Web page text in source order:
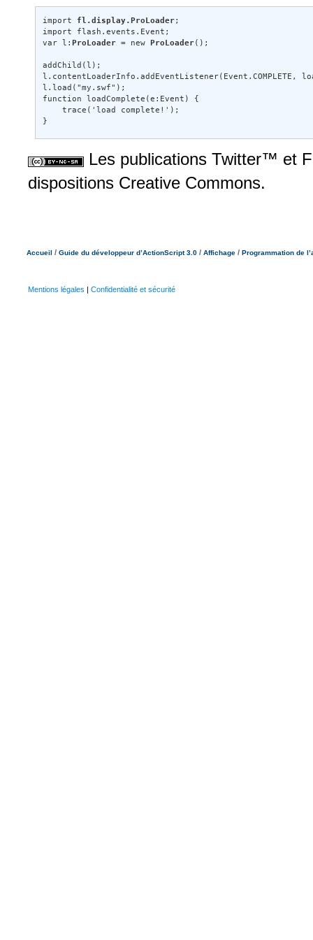
import fl.display.ProLoader;
import flash.events.Event;
var l: ProLoader = new ProLoader();
addChild(l);
l.contentLoaderInfo.addEventListener(Event.COMPLETE,
l.load("my.swf");
function loadComplete(e:Event) {
    trace('load complete!');
}
Les publications Twitter™ et
dispositions Creative Commons.
Accueil / Guide du développeur d’ActionScript 3.0 / Affichage / Programmation de
Mentions légales | Confidentialité et sécurité